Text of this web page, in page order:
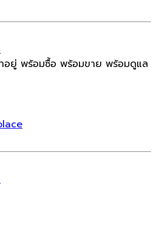
อยู่ พร้อมซื้อ พร้อมขาย พร้อมดูแล